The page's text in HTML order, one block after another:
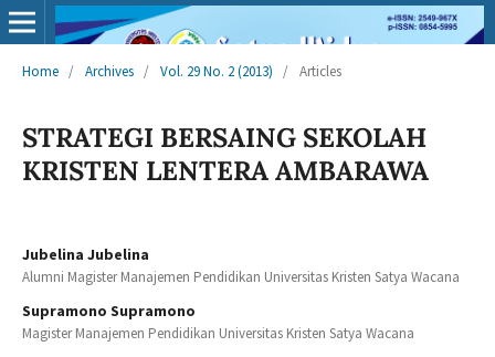
Home / Archives / Vol. 29 No. 2 (2013) / Articles
STRATEGI BERSAING SEKOLAH
KRISTEN LENTERA AMBARAWA
Jubelina Jubelina
Alumni Magister Manajemen Pendidikan Universitas Kristen Satya Wacana
Supramono Supramono
Magister Manajemen Pendidikan Universitas Kristen Satya Wacana